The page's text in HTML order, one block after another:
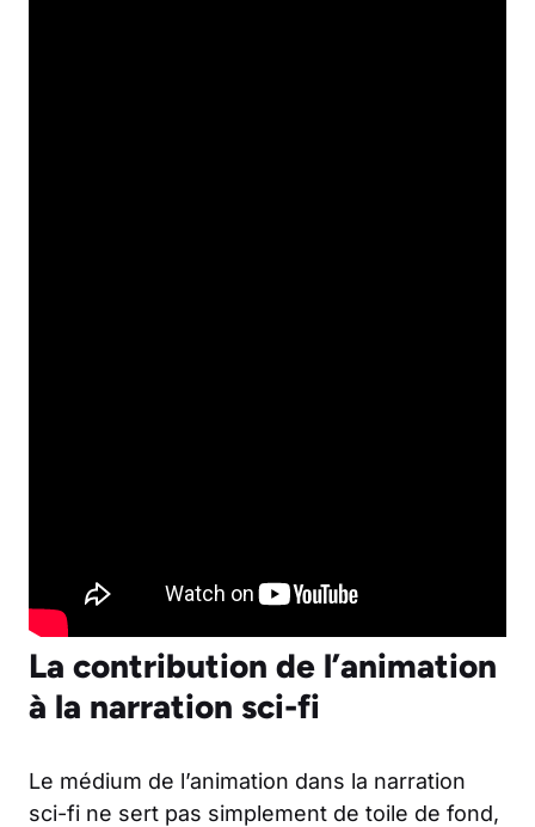
La contribution de l’animation
à la narration sci-fi
Le médium de l’animation dans la narration
sci-fi ne sert pas simplement de toile de fond,